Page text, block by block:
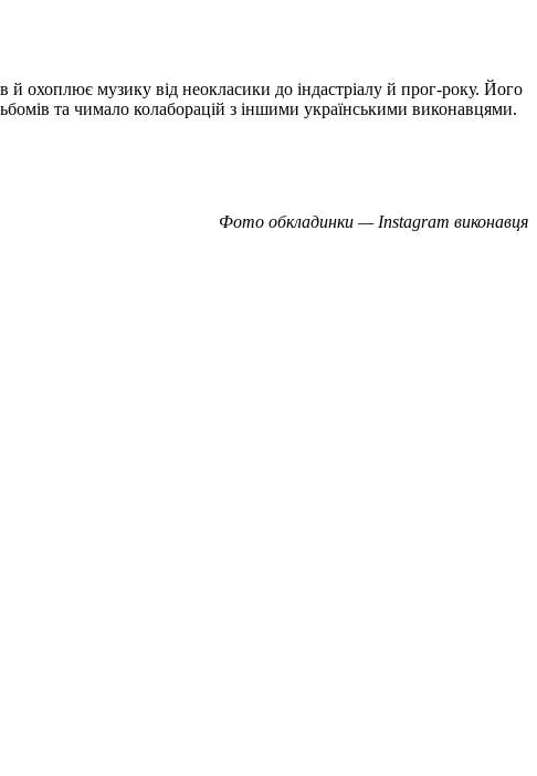
охоплює музику від неокласики до індастріалу й прог-року. Його
та чимало колаборацій з іншими українськими виконавцями.
Фото обкладинки — Instagram виконавця